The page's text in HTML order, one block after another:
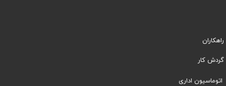
راهکاران
​​گردش کار
اتوماسیون اداری